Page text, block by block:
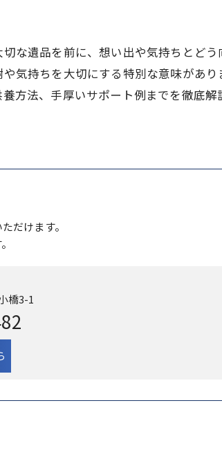
な遺品を前に、想い出や気持ちとど
気持ちを大切にする特別な意味があ
方法、手厚いサポート例までを徹底
だけます。
橋3-1